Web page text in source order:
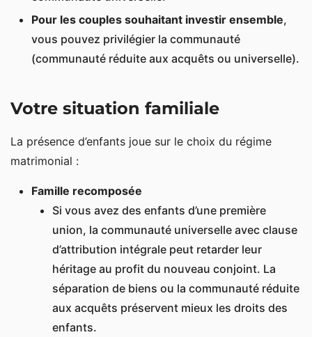
Pour les couples souhaitant investir ensemble,
vous pouvez privilégier la communauté
(communauté réduite aux acquêts ou universelle).
Votre situation familiale
La présence d’enfants joue sur le choix du régime
matrimonial :
Famille recomposée
Si vous avez des enfants d’une première
union, la communauté universelle avec clause
d’attribution intégrale peut retarder leur
héritage au profit du nouveau conjoint. La
séparation de biens ou la communauté réduite
aux acquêts préservent mieux les droits des
enfants.